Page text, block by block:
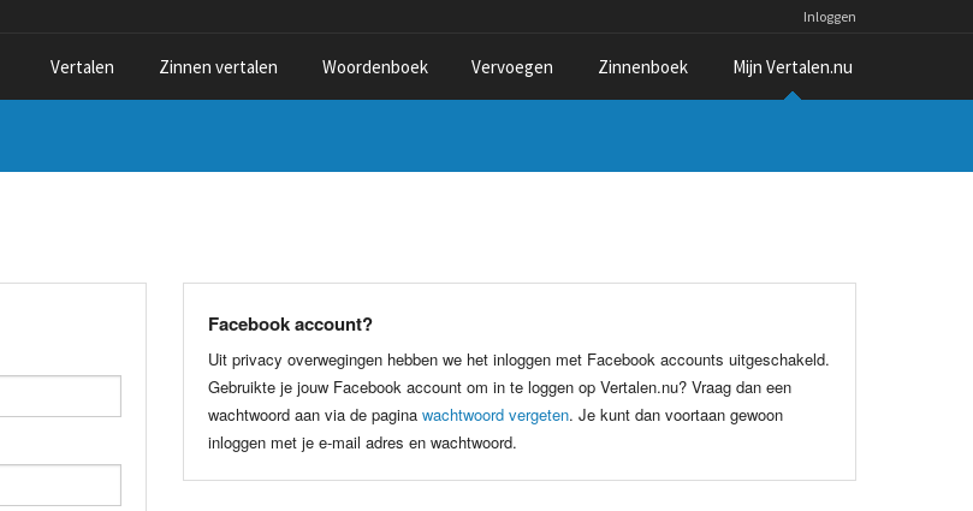
Inloggen
Vertalen Zinnen vertalen Woordenboek Vervoegen Zinnenboek Mijn Vertalen.nu
Facebook account?
Uit privacy overwegingen hebben we het inloggen met Facebook accounts uitgeschakeld.
Gebruikte je jouw Facebook account om in te loggen op Vertalen.nu? Vraag dan een
wachtwoord aan via de pagina wachtwoord vergeten. Je kunt dan voortaan gewoon
inloggen met je e-mail adres en wachtwoord.